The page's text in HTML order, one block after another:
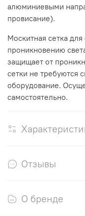
алюминиевыми
провисание).
Москитная сетка
проникновению
защищает от
сетки не требуются
оборудование.
самостоятельно.
Отзывы
О бренде